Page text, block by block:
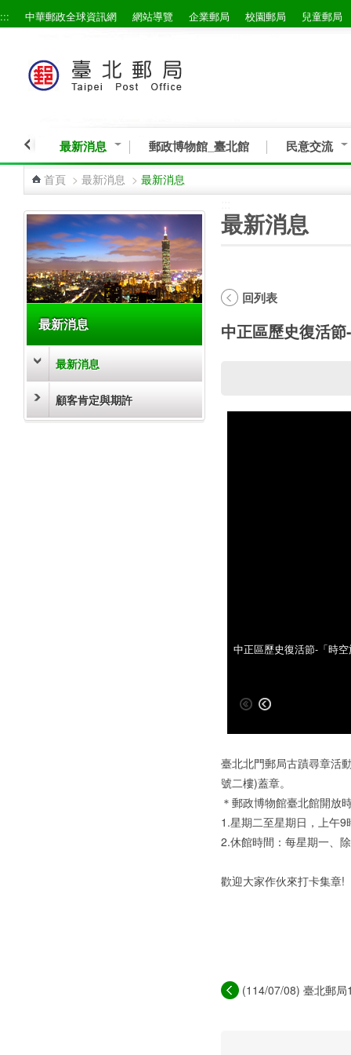
跳到主要內容區塊
::: 中華郵政全球資訊網 網站導覽 企業郵局 校園郵局 兒童郵局
最新消息 郵政博物館_臺北館 民意交流
首頁 > 最新消息 > 最新消息
最新消息
最新消息
顧客肯定與期許
最新消息
回列表
中正區歷史復活
中正區歷史復活節-「時
中正區歷史復活節-「時
臺北北門郵局古蹟尋章活
號二樓)蓋章。
＊郵政博物館臺北館開放
1.星期二至星期日，上午9
2.休館時間：每星期一、
歡迎大家作伙來打卡集章!
(114/07/08) 臺北郵